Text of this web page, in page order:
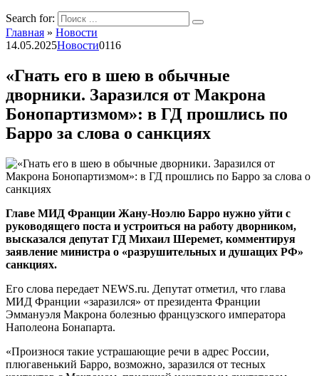
Search for:
Главная » Новости
14.05.2025Новости0116
«Гнать его в шею в обычные
дворники. Заразился от Макрона
Бонопартизмом»: в ГД прошлись по
Барро за слова о санкциях
Главе МИД Франции Жану-Ноэлю Барро нужно уйти с
руководящего поста и устроиться на работу дворником,
высказался депутат ГД Михаил Шеремет, комментируя
заявление министра о «разрушительных и душащих РФ»
санкциях.
Его слова передает NEWS.ru. Депутат отметил, что глава
МИД Франции «заразился» от президента Франции
Эммануэля Макрона болезнью французского императора
Наполеона Бонапарта.
«Произнося такие устрашающие речи в адрес России,
плюгавенький Барро, возможно, заразился от тесных